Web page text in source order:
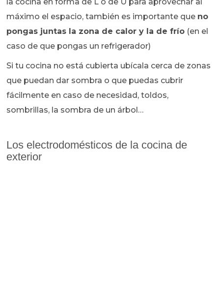
máximo el espacio, también es importante que no
pongas juntas la zona de calor y la de frío (en el
caso de que pongas un refrigerador)
Si tu cocina no está cubierta ubícala cerca de zonas
que puedan dar sombra o que puedas cubrir
fácilmente en caso de necesidad, toldos,
sombrillas, la sombra de un árbol…
Los electrodomésticos de la cocina de
exterior